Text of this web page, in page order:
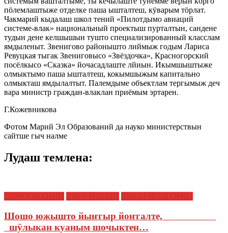
пӧлемлаштыже отделке паша ышталтеш, кӱварым тӧрлат.
Чакмарий кыдалаш школ тений «Пилотдымо авиаций
системе-влак» национальный проектыш пурталтын, сандене
тудын дене келшышын тушто специализированный класслам
ямдыленыт. Звенигово районышто лиймыж годым Лариса
Ревуцкая тыгак Звениговысо «Звёздочка», Красногорский
посёлкысо «Сказка» йочасадлаште лйиын. Икымшыштыже
олмыктымо паша ышталтеш, кокымшыжым капитально
олмыкташ ямдылалтыт. Палемдыме объектлам тергымыж деч
вара министр граждан-влаклан приёмым эртарен.
Г.Кожевникова
Фотом Марий Эл Образований да науко министерствын
сайтше гыч налме
Лудаш темлена:
Шошо южышто йыҥгыр йоҥгалте,
шӱлыкан куаным шочыктен…